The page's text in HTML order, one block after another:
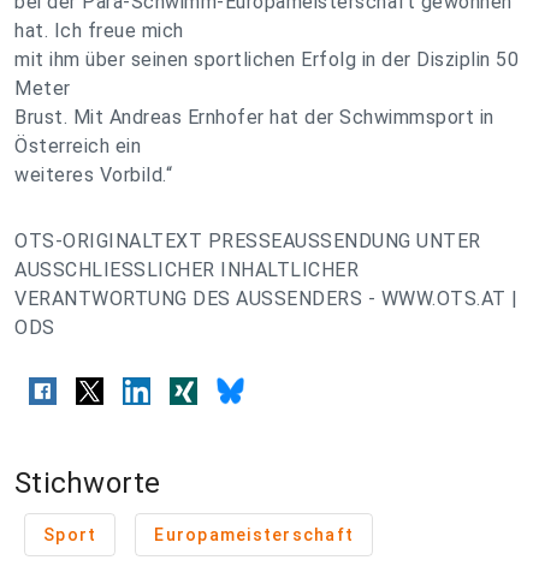
hat. Ich freue mich
mit ihm über seinen sportlichen Erfolg in der Disziplin 50
Meter
Brust. Mit Andreas Ernhofer hat der Schwimmsport in
Österreich ein
weiteres Vorbild.“
OTS-ORIGINALTEXT PRESSEAUSSENDUNG UNTER
AUSSCHLIESSLICHER INHALTLICHER
VERANTWORTUNG DES AUSSENDERS - WWW.OTS.AT |
ODS
Stichworte
Sport Europameisterschaft